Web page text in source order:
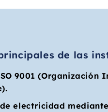
de las
9001 (Organización
electricidad